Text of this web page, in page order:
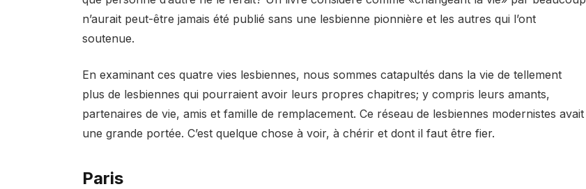
n’aurait peut-être jamais été publié sans une lesbienne pionnière et les autres qui l’ont
soutenue.
En examinant ces quatre vies lesbiennes, nous sommes catapultés dans la vie de tellement
plus de lesbiennes qui pourraient avoir leurs propres chapitres; y compris leurs amants,
partenaires de vie, amis et famille de remplacement. Ce réseau de lesbiennes modernistes avait
une grande portée. C’est quelque chose à voir, à chérir et dont il faut être fier.
Paris